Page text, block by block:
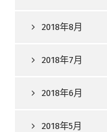
2018年8月
2018年7月
2018年6月
2018年5月